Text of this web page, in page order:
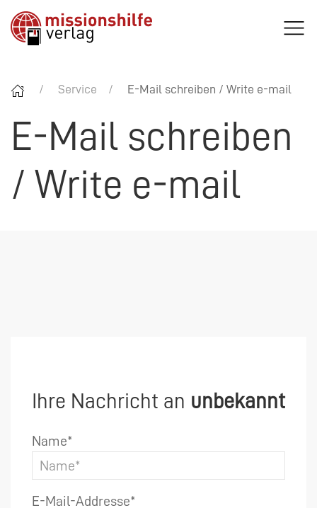
Service E-Mail schreiben / Write e-mail
E-Mail schreiben
/ Write e-mail
Ihre Nachricht an unbekannt
Name*
E-Mail-Addresse*